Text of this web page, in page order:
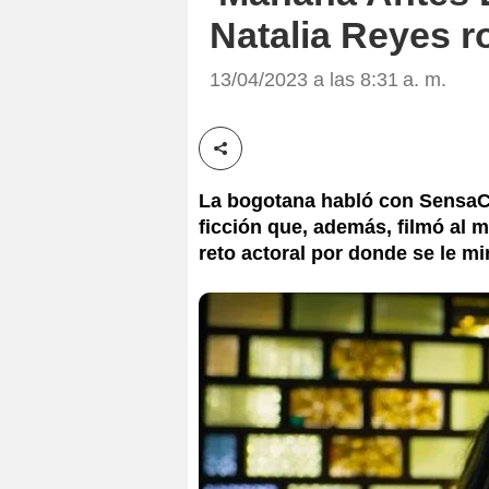
Natalia Reyes
13/04/2023 a las 8:31 a. m.
Compartir esta noticia
La bogotana habló con
ficción que, además, filmó al
reto actoral por donde se le